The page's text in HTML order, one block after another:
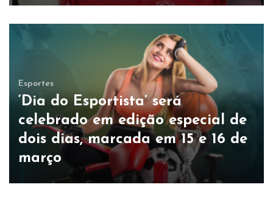
Esportes
‘Dia do Esportista’ será
celebrado em edição especial de
dois dias, marcada em 15 e 16 de
março